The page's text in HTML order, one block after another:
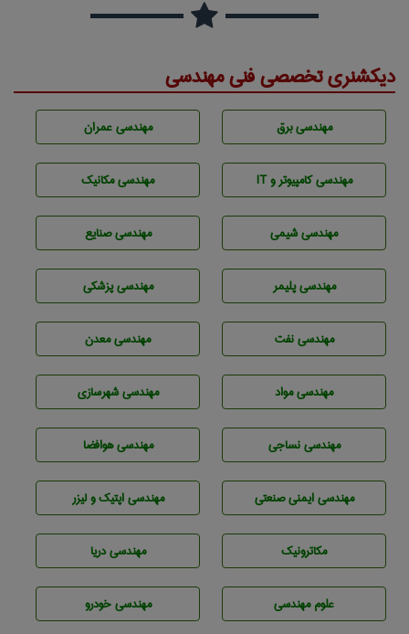
دیکشنری تخصصی فنی مهندسی
مهندسی برق مهندسی عمران
مهندسی كامپيوتر و IT مهندسی مکانیک
مهندسي شيمی مهندسی صنايع
مهندسی پليمر مهندسی پزشکی
مهندسی نفت مهندسی معدن
مهندسی مواد مهندسی شهرسازی
مهندسي نساجی مهندسی هوافضا
مهندسی ایمنی صنعتی مهندسی اپتیک و لیزر
مکاترونیک مهندسی دریا
علوم مهندسی مهندسی خودرو